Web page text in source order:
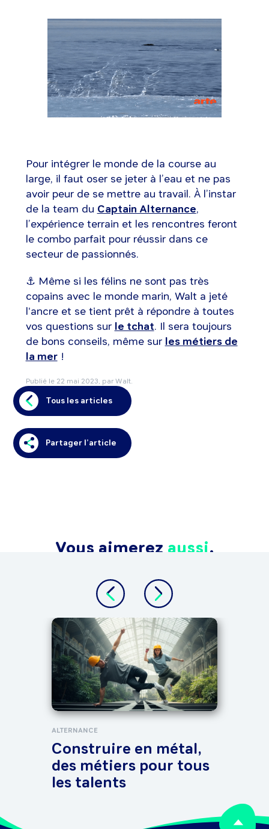
Tous les articles
Partager l’article
Pour intégrer le monde de la course au
large, il faut oser se jeter à l’eau et ne pas
avoir peur de se mettre au travail. À l’instar
de la team du Captain Alternance,
l’expérience terrain et les rencontres feront
le combo parfait pour réussir dans ce
secteur de passionnés.
⚓ Même si les félins ne sont pas très
copains avec le monde marin, Walt a jeté
l'ancre et se tient prêt à répondre à toutes
vos questions sur le tchat. Il sera toujours
de bons conseils, même sur les métiers de
la mer!
Publié le 22 mai 2023 , par Walt.
Vous aimerez aussi.
ALTERNANCE
Construire en métal,
des métiers pour tous
les talents